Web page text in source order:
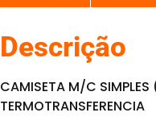
Descrição
CAMISETA M/C
TERMOTRANSFERENCIA